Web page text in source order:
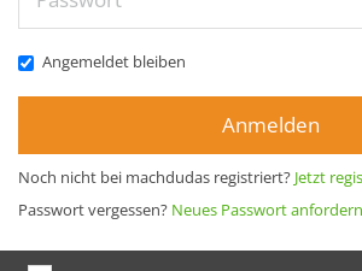
Angemeldet bleiben
Anmelden
Noch nicht bei machdudas registriert? Jetzt
Passwort vergessen? Neues Passwort anfordern